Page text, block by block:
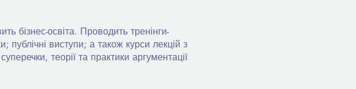
бізнес-освіта. Проводить тренінги-
публічні виступи; а також курси лекцій з
теорії та практики аргументації